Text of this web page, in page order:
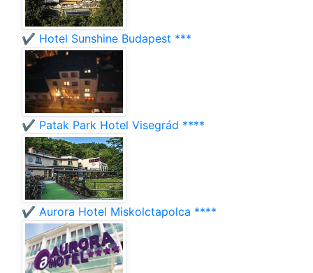
✔️ Hotel Sunshine Budapest ***
✔️ Patak Park Hotel Visegrád ****
✔️ Aurora Hotel Miskolctapolca ****